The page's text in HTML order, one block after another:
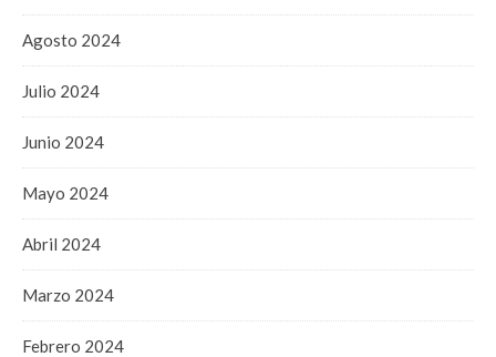
Agosto 2024
Julio 2024
Junio 2024
Mayo 2024
Abril 2024
Marzo 2024
Febrero 2024